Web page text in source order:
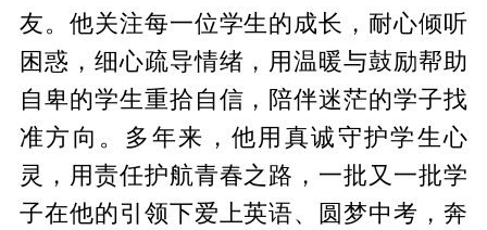
友。他关注每一位学生的成长，耐心倾听
困惑，细心疏导情绪，用温暖与鼓励帮助
自卑的学生重拾自信，陪伴迷茫的学子找
准方向。多年来，他用真诚守护学生心
灵，用责任护航青春之路，一批又一批学
子在他的引领下爱上英语、圆梦中考，奔